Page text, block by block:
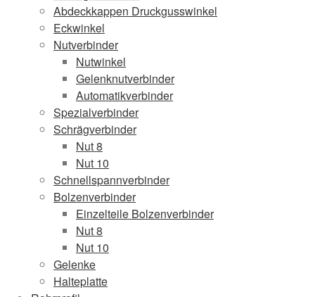
Abdeckkappen Druckgusswinkel
Eckwinkel
Nutverbinder
Nutwinkel
Gelenknutverbinder
Automatikverbinder
Spezialverbinder
Schrägverbinder
Nut 8
Nut 10
Schnellspannverbinder
Bolzenverbinder
Einzelteile Bolzenverbinder
Nut 8
Nut 10
Gelenke
Halteplatte